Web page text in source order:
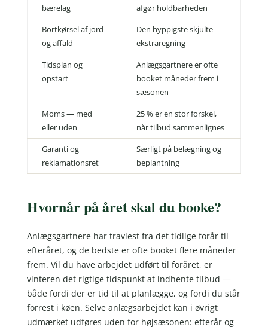
bærelag
afgør holdbarheden
Bortkørsel af jord
og affald
Den hyppigste skjulte
ekstraregning
Tidsplan og
opstart
Anlægsgartnere er ofte
booket måneder frem i
sæsonen
Moms — med
eller uden
25 % er en stor forskel,
når tilbud sammenlignes
Garanti og
reklamationsret
Særligt på belægning og
beplantning
Hvornår på året skal du booke?
Anlægsgartnere har travlest fra det tidlige forår til
efteråret, og de bedste er ofte booket flere måneder
frem. Vil du have arbejdet udført til foråret, er
vinteren det rigtige tidspunkt at indhente tilbud —
både fordi der er tid til at planlægge, og fordi du står
forrest i køen. Selve anlægsarbejdet kan i øvrigt
udmærket udføres uden for højsæsonen: efterår og